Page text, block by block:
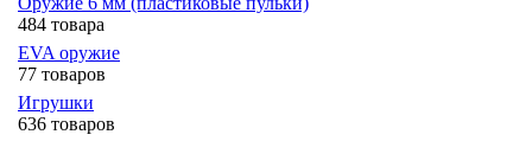
484 товара
EVA оружие
77 товаров
Игрушки
636 товаров